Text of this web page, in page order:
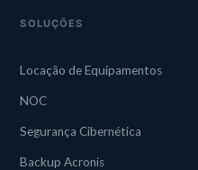
SOLUÇÕES
Locação de Equipamentos
NOC
Segurança Cibernética
Backup Acronis